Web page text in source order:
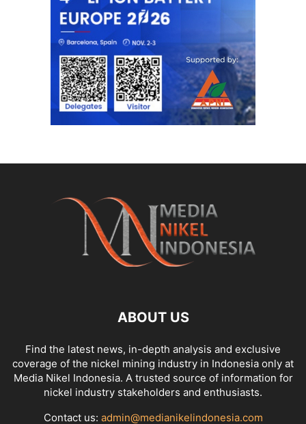
ABOUT US
Find the latest news, in-depth analysis and exclusive
coverage of the nickel mining industry in Indonesia only at
Media Nikel Indonesia. A trusted source of information for
nickel industry stakeholders and enthusiasts.
Contact us: admin@medianikelindonesia.com